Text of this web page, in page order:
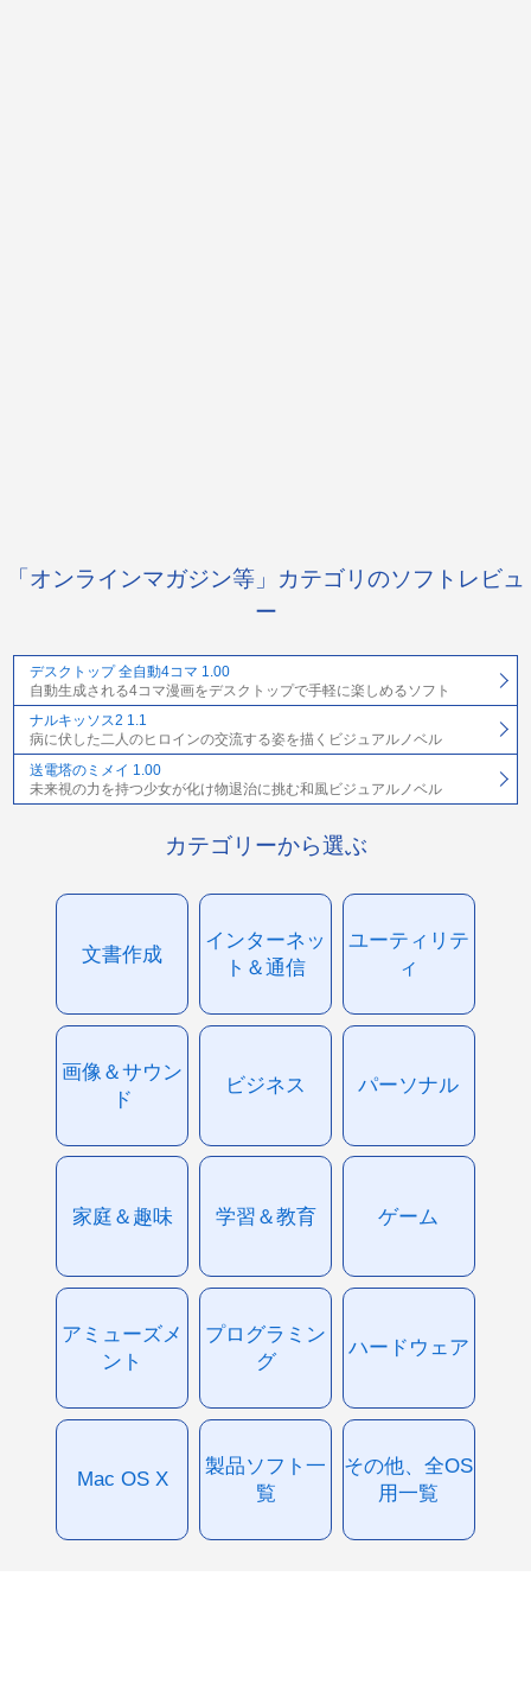
「オンラインマガジン等」カテゴリのソフトレビュ
ー
デスクトップ 全自動4コマ 1.00
自動生成される4コマ漫画をデスクトップで手軽に楽しめるソフト
ナルキッソス2 1.1
病に伏した二人のヒロインの交流する姿を描くビジュアルノベル
送電塔のミメイ 1.00
未来視の力を持つ少女が化け物退治に挑む和風ビジュアルノベル
カテゴリーから選ぶ
文書作成
インターネッ
ト＆通信
ユーティリテ
ィ
画像＆サウン
ド
ビジネス パーソナル
家庭＆趣味 学習＆教育 ゲーム
アミューズメ
ント
プログラミン
グ
ハードウェア
Mac OS X
製品ソフト一
覧
その他、全OS
用一覧